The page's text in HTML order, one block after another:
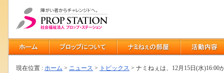
現在位置 : ホーム > ニュース > トピックス > ナミねぇは、12月15日(水